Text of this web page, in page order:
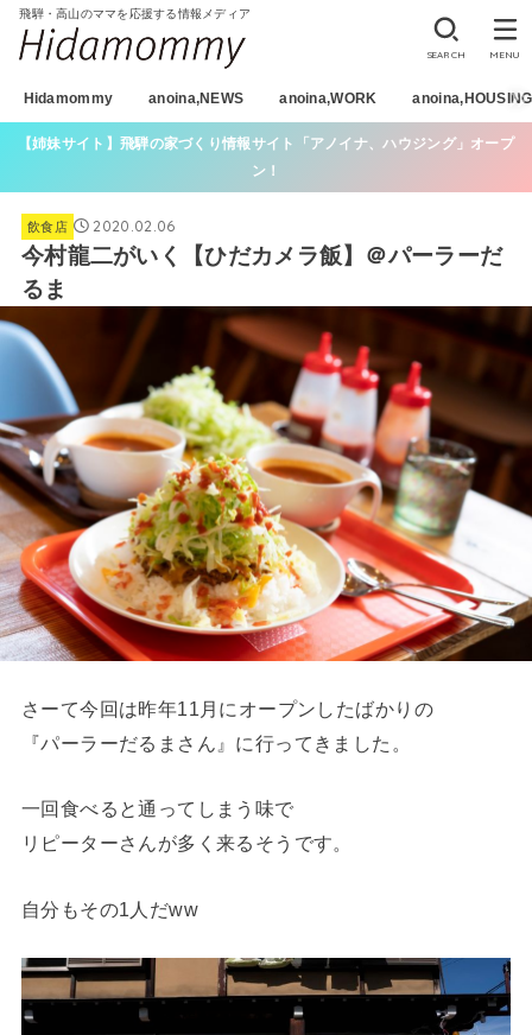
飛騨・高山のママを応援する情報メディア
Hidamommy anoina,NEWS anoina,WORK anoina,HOUSING
SEARCH MENU
【姉妹サイト】飛騨の家づくり情報サイト「アノイナ、ハウジング」オープ
ン！
飲食店 2020.02.06
今村龍二がいく【ひだカメラ飯】＠パーラーだ
るま
さーて今回は昨年11月にオープンしたばかりの
『パーラーだるまさん』に行ってきました。
一回食べると通ってしまう味で
リピーターさんが多く来るそうです。
自分もその1人だww